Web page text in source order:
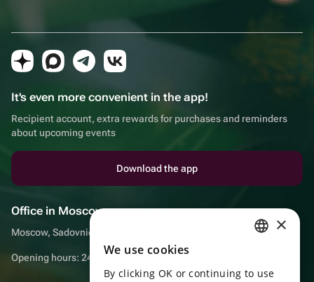
It's even more convenient in the app!
Recipient account, extra rewards for purchases and reminders
about upcoming events
Download the app
Office in Moscow
Moscow, Sadovnicheskaya embankment, 9, room 2/3
Opening hours: 24/7
ENGLISH
×
We use cookies
By clicking OK or continuing to use